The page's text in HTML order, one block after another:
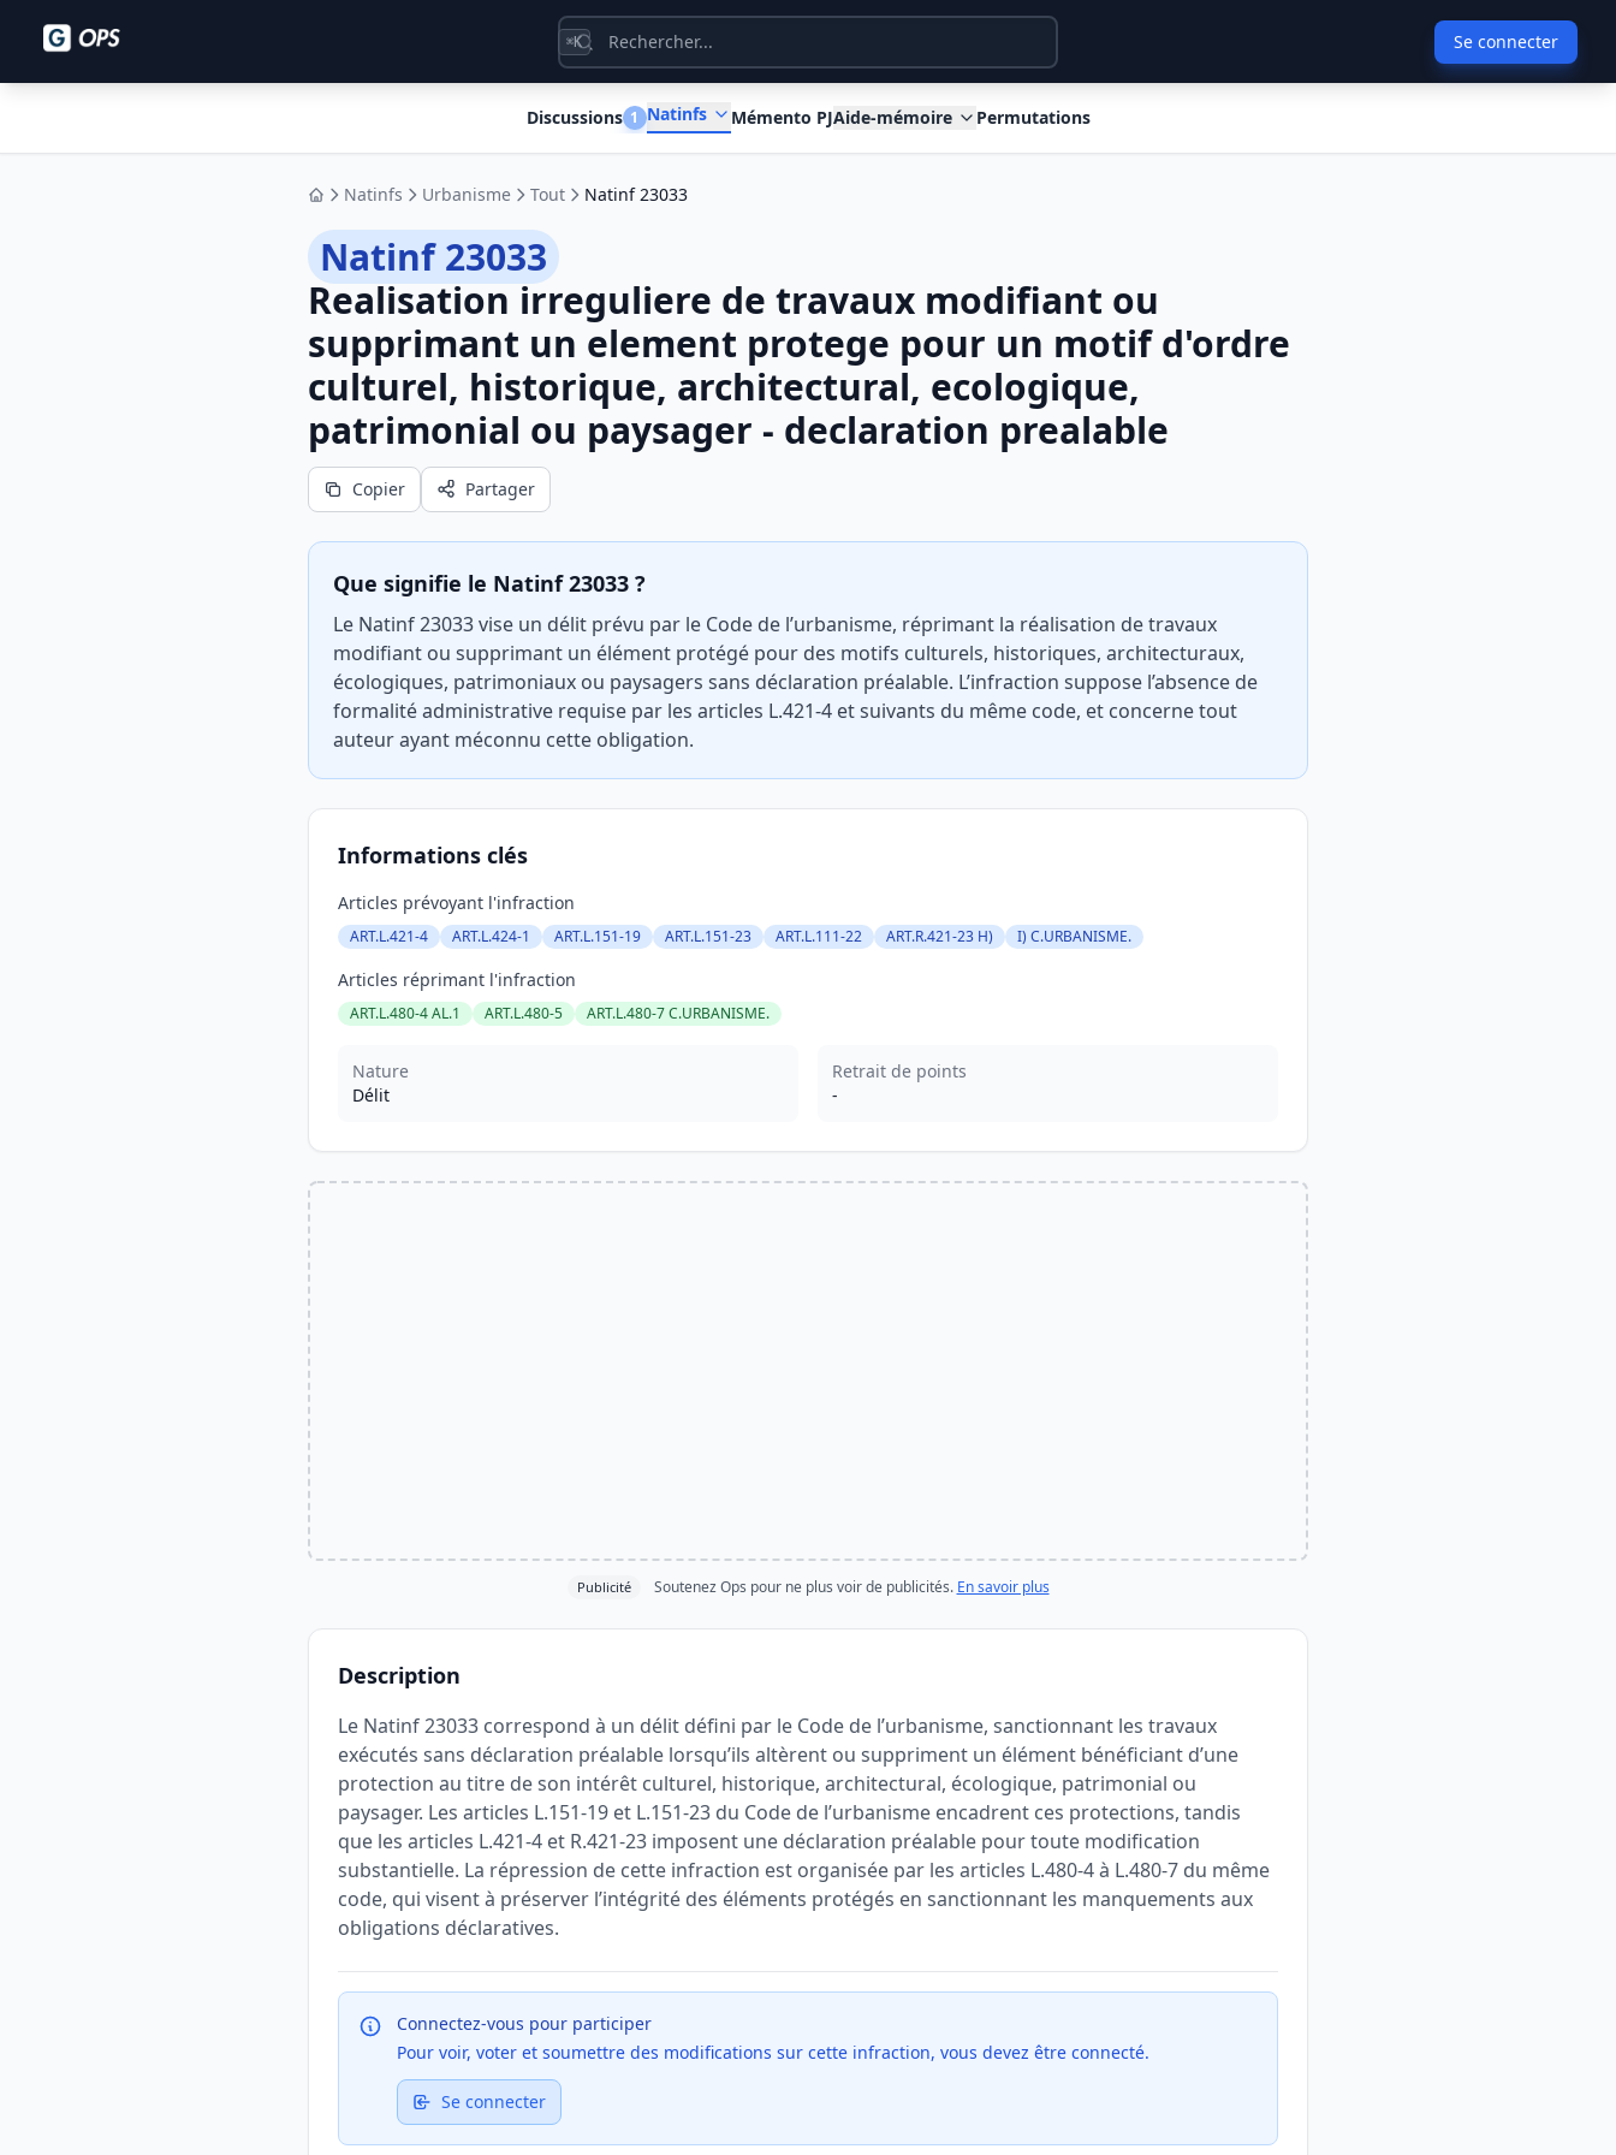
⌘K Se connecter
Discussions 1 Natinfs Mémento PJAide-mémoire Permutations
AccueilNatinfs Urbanisme Tout Natinf 23033
Natinf 23033
Realisation irreguliere de travaux modifiant ou
supprimant un element protege pour un motif d'ordre
culturel, historique, architectural, ecologique,
patrimonial ou paysager - declaration prealable
Copier Partager
Que signifie le Natinf 23033 ?
Le Natinf 23033 vise un délit prévu par le Code de l’urbanisme, réprimant la réalisation de travaux
modifiant ou supprimant un élément protégé pour des motifs culturels, historiques, architecturaux,
écologiques, patrimoniaux ou paysagers sans déclaration préalable. L’infraction suppose l’absence de
formalité administrative requise par les articles L.421-4 et suivants du même code, et concerne tout
auteur ayant méconnu cette obligation.
Informations clés
Articles prévoyant l'infraction
ART.L.421-4 ART.L.424-1 ART.L.151-19 ART.L.151-23 ART.L.111-22 ART.R.421-23 H) I) C.URBANISME.
Articles réprimant l'infraction
ART.L.480-4 AL.1 ART.L.480-5 ART.L.480-7 C.URBANISME.
Nature
Délit
Retrait de points
-
Publicité Soutenez Ops pour ne plus voir de publicités. En savoir plus
Description
Le Natinf 23033 correspond à un délit défini par le Code de l’urbanisme, sanctionnant les travaux
exécutés sans déclaration préalable lorsqu’ils altèrent ou suppriment un élément bénéficiant d’une
protection au titre de son intérêt culturel, historique, architectural, écologique, patrimonial ou
paysager. Les articles L.151-19 et L.151-23 du Code de l’urbanisme encadrent ces protections, tandis
que les articles L.421-4 et R.421-23 imposent une déclaration préalable pour toute modification
substantielle. La répression de cette infraction est organisée par les articles L.480-4 à L.480-7 du même
code, qui visent à préserver l’intégrité des éléments protégés en sanctionnant les manquements aux
obligations déclaratives.
Connectez-vous pour participer
Pour voir, voter et soumettre des modifications sur cette infraction, vous devez être connecté.
Se connecter